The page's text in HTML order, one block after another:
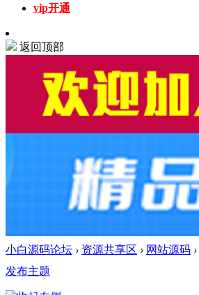
vip开通
返回顶部
小白源码论坛 › 资源共享区 › 网站源码 ›
发布主题